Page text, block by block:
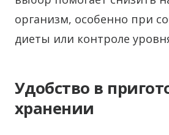
организм, особенно при
диеты или контроле
Удобство в
хранении